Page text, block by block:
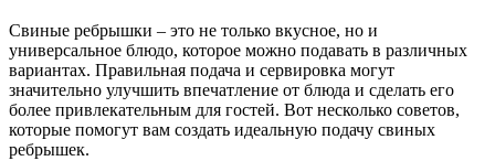
Свиные ребрышки – это не только вкусное, но и
универсальное блюдо, которое можно подавать в различных
вариантах. Правильная подача и сервировка могут
значительно улучшить впечатление от блюда и сделать его
более привлекательным для гостей. Вот несколько советов,
которые помогут вам создать идеальную подачу свиных
ребрышек.